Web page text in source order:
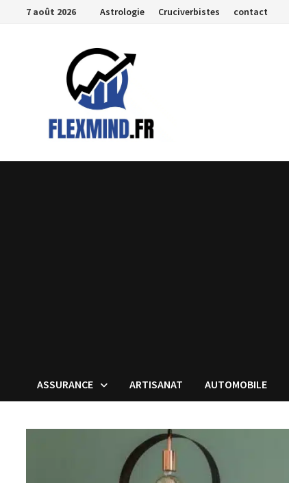
Passer7 août 2026 Astrologie Cruciverbistes contact
ASSURANCE ARTISANAT AUTOMOBILE